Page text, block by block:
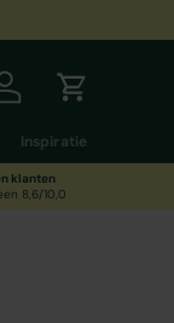
Inloggen
Inspiratie
klanten
8,6/10,0